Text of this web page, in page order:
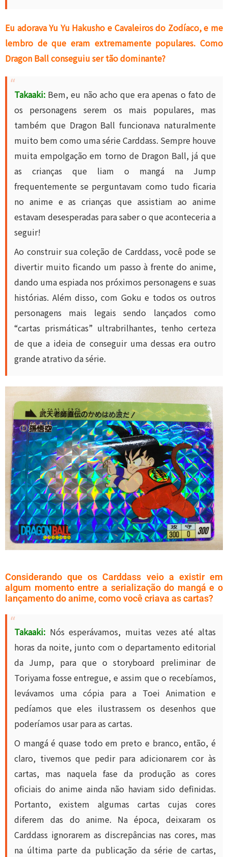
Eu adorava Yu Yu Hakusho e Cavaleiros do Zodíaco, e me
lembro de que eram extremamente populares. Como
Dragon Ball conseguiu ser tão dominante?
Takaaki: Bem, eu não acho que era apenas o fato de
os personagens serem os mais populares, mas
também que Dragon Ball funcionava naturalmente
muito bem como uma série Carddass. Sempre houve
muita empolgação em torno de Dragon Ball, já que
as crianças que liam o mangá na Jump
frequentemente se perguntavam como tudo ficaria
no anime e as crianças que assistiam ao anime
estavam desesperadas para saber o que aconteceria a
seguir!
Ao construir sua coleção de Carddass, você pode se
divertir muito ficando um passo à frente do anime,
dando uma espiada nos próximos personagens e suas
histórias. Além disso, com Goku e todos os outros
personagens mais legais sendo lançados como
“cartas prismáticas” ultrabrilhantes, tenho certeza
de que a ideia de conseguir uma dessas era outro
grande atrativo da série.
Considerando que os Carddass veio a existir em
algum momento entre a serialização do mangá e o
lançamento do anime, como você criava as cartas?
Takaaki: Nós esperávamos, muitas vezes até altas
horas da noite, junto com o departamento editorial
da Jump, para que o storyboard preliminar de
Toriyama fosse entregue, e assim que o recebíamos,
levávamos uma cópia para a Toei Animation e
pedíamos que eles ilustrassem os desenhos que
poderíamos usar para as cartas.
O mangá é quase todo em preto e branco, então, é
claro, tivemos que pedir para adicionarem cor às
cartas, mas naquela fase da produção as cores
oficiais do anime ainda não haviam sido definidas.
Portanto, existem algumas cartas cujas cores
diferem das do anime. Na época, deixaram os
Carddass ignorarem as discrepâncias nas cores, mas
na última parte da publicação da série de cartas,